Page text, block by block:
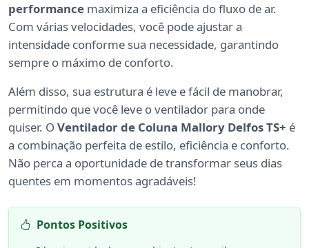
performance maximiza a eficiência do fluxo de ar.
Com várias velocidades, você pode ajustar a
intensidade conforme sua necessidade, garantindo
sempre o máximo de conforto.
Além disso, sua estrutura é leve e fácil de manobrar,
permitindo que você leve o ventilador para onde
quiser. O Ventilador de Coluna Mallory Delfos TS+ é
a combinação perfeita de estilo, eficiência e conforto.
Não perca a oportunidade de transformar seus dias
quentes em momentos agradáveis!
Pontos Positivos